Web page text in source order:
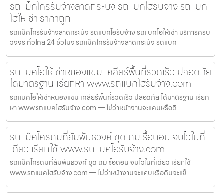
รถแม็คโครรับจ้างลาดกระบัง รถแบคโฮรับจ้าง รถแบค
โฮให้เช่า ราคาถูก
รถแม็คโครรับจ้างลาดกระบัง รถแบคโฮรับจ้าง รถแบคโฮให้เช่า บริการครบ
วงจร ทั่วไทย 24 ชั่วโมง รถแม็คโครรับจ้างลาดกระบัง รถแบค
รถแบคโฮให้เช่าหนองแขม เคลียร์พื้นที่รวดเร็ว ปลอดภัย
ได้มาตรฐาน เรียกหา www.รถแบคโฮรับจ้าง.com
รถแบคโฮให้เช่าหนองแขม เคลียร์พื้นที่รวดเร็ว ปลอดภัย ได้มาตรฐาน เรียก
หา www.รถแบคโฮรับจ้าง.com — ไม่ว่าหน้างานจะแคบหรือดิ
รถแม็คโครถมที่สัมพันธวงศ์ ขุด ถม รื้อถอน จบไวในที่
เดียว เรียกใช้ www.รถแบคโฮรับจ้าง.com
รถแม็คโครถมที่สัมพันธวงศ์ ขุด ถม รื้อถอน จบไวในที่เดียว เรียกใช้
www.รถแบคโฮรับจ้าง.com — ไม่ว่าหน้างานจะแคบหรือดินจะแข็